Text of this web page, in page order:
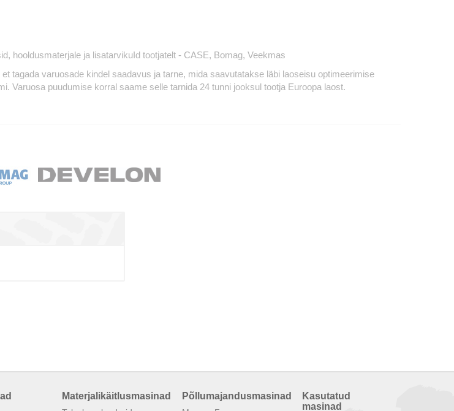
hooldusmaterjale ja lisatarvikuId tootjatelt - CASE, Bomag, Veekmas
tagada varuosade kindel saadavus ja tarne, mida saavutatakse läbi laoseisu optimeerimise
Varuosa puudumise korral saame selle tarnida 24 tunni jooksul tootja Euroopa laost.
Materjalikäitlusmasinad Põllumajandusmasinad
Kasutatud
masinad